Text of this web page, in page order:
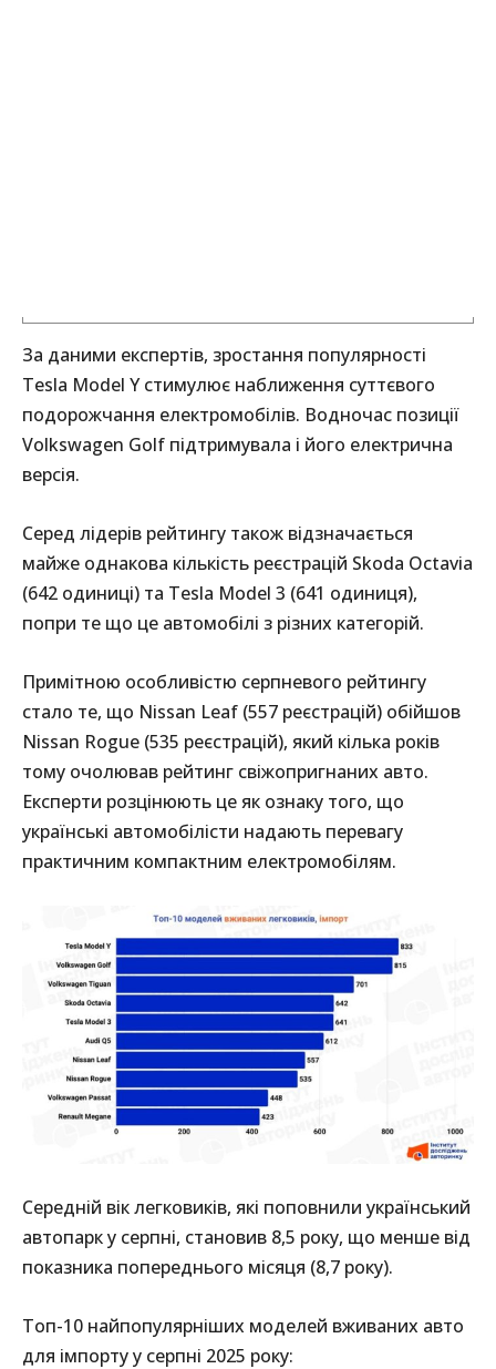
За даними експертів, зростання популярності
Tesla Model Y стимулює наближення суттєвого
подорожчання електромобілів. Водночас позиції
Volkswagen Golf підтримувала і його електрична
версія.
Серед лідерів рейтингу також відзначається
майже однакова кількість реєстрацій Skoda Octavia
(642 одиниці) та Tesla Model 3 (641 одиниця),
попри те що це автомобілі з різних категорій.
Примітною особливістю серпневого рейтингу
стало те, що Nissan Leaf (557 реєстрацій) обійшов
Nissan Rogue (535 реєстрацій), який кілька років
тому очолював рейтинг свіжопригнаних авто.
Експерти розцінюють це як ознаку того, що
українські автомобілісти надають перевагу
практичним компактним електромобілям.
Середній вік легковиків, які поповнили український
автопарк у серпні, становив 8,5 року, що менше від
показника попереднього місяця (8,7 року).
Топ-10 найпопулярніших моделей вживаних авто
для імпорту у серпні 2025 року: